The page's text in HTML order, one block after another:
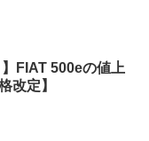
】FIAT 500eの値上
改定】